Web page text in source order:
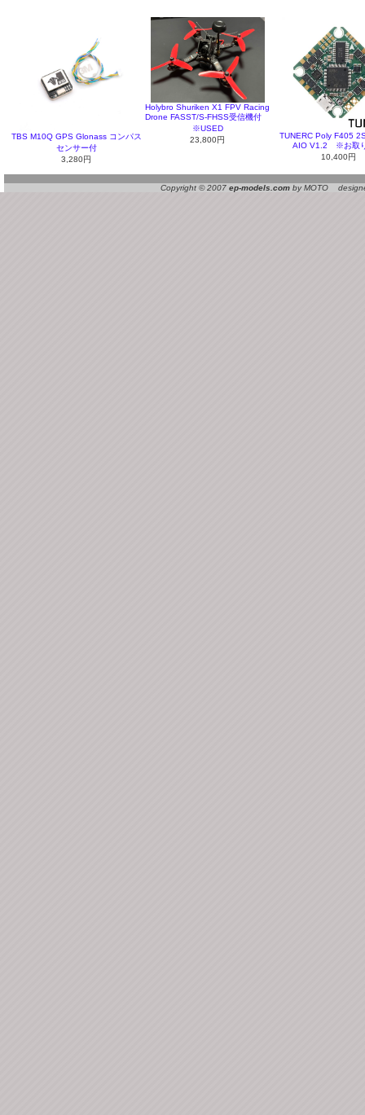
TBS M10Q GPS Glonass コンパス
センサー付
3,280円
Holybro Shuriken X1 FPV Racing
Drone FASST/S-FHSS受信機付
※USED
23,800円
TUNERC Poly F405
AIO V1.2 ※お取
10,400円
Copyright © 2007 ep-models.com by MOTO